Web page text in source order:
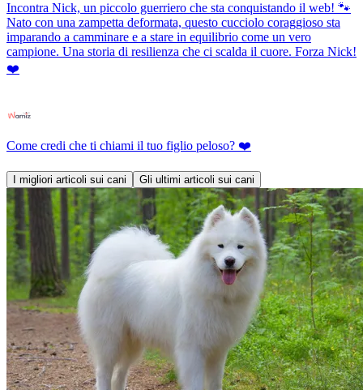
Incontra Nick, un piccolo guerriero che sta conquistando il web! 🐾
Nato con una zampetta deformata, questo cucciolo coraggioso sta
imparando a camminare e a stare in equilibrio come un vero
campione. Una storia di resilienza che ci scalda il cuore. Forza Nick!
❤️
Come credi che ti chiami il tuo figlio peloso? ❤️
I migliori articoli sui cani Gli ultimi articoli sui cani